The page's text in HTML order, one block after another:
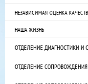
НЕЗАВИСИМАЯ ОЦЕНКА
НАША ЖИЗНЬ
ОТДЕЛЕНИЕ ДИАГНОСТИКИ И
ОТДЕЛЕНИЕ